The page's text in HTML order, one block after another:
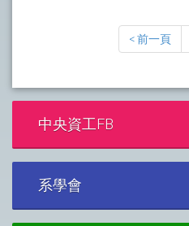
< 前一頁
中央資工FB
系學會